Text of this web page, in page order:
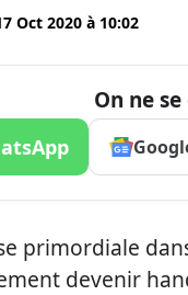
Oct 2020 à 10:02
On ne
primordiale
devenir